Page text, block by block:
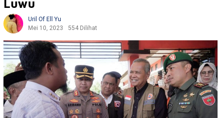
Luwu
Uril Of Ell Yu
Mei 10, 2023
554 Dilihat